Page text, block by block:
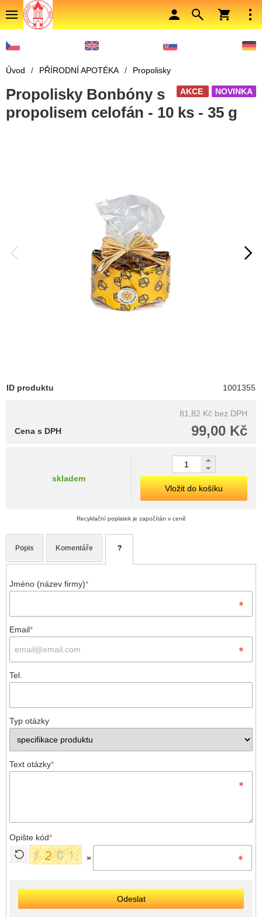
Úvod / PŘÍRODNÍ APOTÉKA / Propolisky
NOVINKA
AKCE
Propolisky Bonbóny s
propolisem celofán - 10 ks - 35 g
ID produktu 1001355
81,82 Kč bez DPH
99,00 Kč
Cena s DPH
skladem
Vložit do košíku
Recyklační poplatek je započítán v ceně
Popis Komentáře ?
Jméno (název firmy)*
Email*
Tel.
Typ otázky
Text otázky*
Opište kód*
»
Odeslat